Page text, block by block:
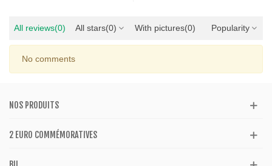
All reviews(0) All stars(0) With pictures(0) Popularity
No comments
NOS PRODUITS
2 EURO COMMÉMORATIVES